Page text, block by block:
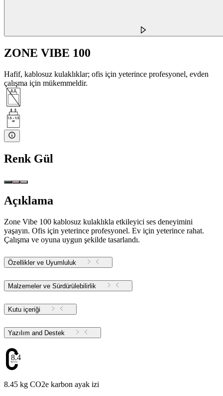
ZONE VIBE 100
Hafif, kablosuz kulaklıklar; ofis için yeterince profesyonel, evden
çalışma için mükemmeldir.
Renk Gül
Açıklama
Zone Vibe 100 kablosuz kulaklıkla etkileyici ses deneyimini
yaşayın. Ofis için yeterince profesyonel. Ev için yeterince rahat.
Çalışma ve oyuna uygun şekilde tasarlandı.
Özellikler ve Uyumluluk
Malzemeler ve Sürdürülebilirlik
Kutu içeriği
Yazılım and Destek
8.45
8.45 kg CO2e karbon ayak izi